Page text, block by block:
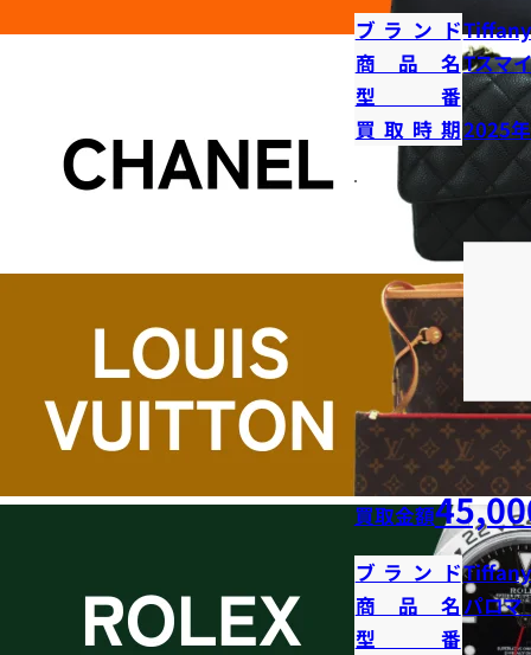
ブランド
商品名Tスマ
型番
買取時期2025
買取金額
ブランド
商品名パロ
型番